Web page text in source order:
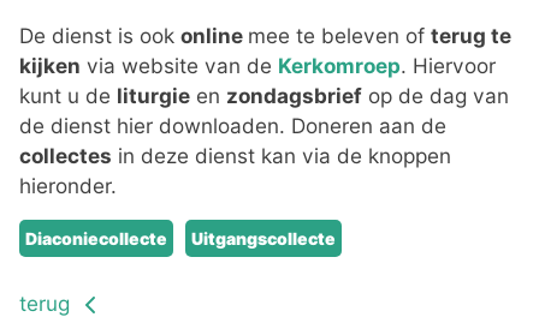
De dienst is ook online mee te beleven of terug te
kijken via website van de Kerkomroep. Hiervoor
kunt u de liturgie en zondagsbrief op de dag van
de dienst hier downloaden. Doneren aan de
collectes in deze dienst kan via de knoppen
hieronder.
Diaconiecollecte Uitgangscollecte
terug